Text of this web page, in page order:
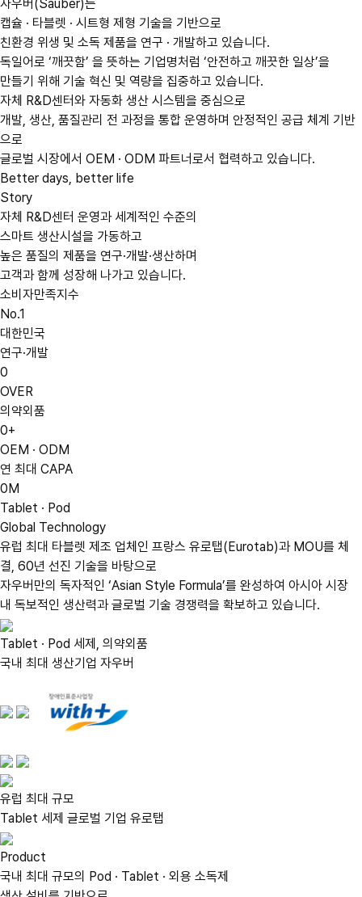
자우버(Sauber)는
캡슐 · 타블렛 · 시트형 제형 기술을 기반으로
친환경 위생 및 소독 제품을 연구 · 개발하고 있습니다.
독일어로 ‘깨끗함’ 을 뜻하는 기업명처럼 ‘안전하고 깨끗한 일상’을
만들기 위해 기술 혁신 및 역량을 집중하고 있습니다.
자체 R&D센터와 자동화 생산 시스템을 중심으로
개발, 생산, 품질관리 전 과정을 통합 운영하며 안정적인 공급 체계 기반
으로
글로벌 시장에서 OEM · ODM 파트너로서 협력하고 있습니다.
Better days, better life
Story
자체 R&D센터 운영과 세계적인 수준의
스마트 생산시설을 가동하고
높은 품질의 제품을 연구·개발·생산하며
고객과 함께 성장해 나가고 있습니다.
소비자만족지수
No.1
대한민국
연구·개발
0
OVER
의약외품
0+
OEM · ODM
연 최대 CAPA
0M
Tablet · Pod
Global Technology
유럽 최대 타블렛 제조 업체인 프랑스 유로탭(Eurotab)과 MOU를 체
결, 60년 선진 기술을 바탕으로
자우버만의 독자적인 ‘Asian Style Formula’를 완성하여 아시아 시장
내 독보적인 생산력과 글로벌 기술 경쟁력을 확보하고 있습니다.
Tablet · Pod 세제, 의약외품
국내 최대 생산기업 자우버
유럽 최대 규모
Tablet 세제 글로벌 기업 유로탭
Product
국내 최대 규모의 Pod · Tablet · 외용 소독제